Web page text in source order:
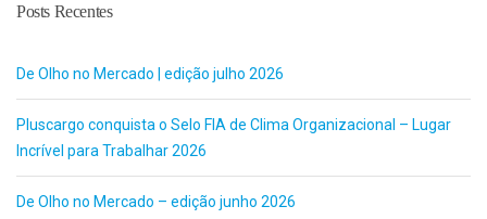
Posts Recentes
De Olho no Mercado | edição julho 2026
Pluscargo conquista o Selo FIA de Clima Organizacional – Lugar
Incrível para Trabalhar 2026
De Olho no Mercado – edição junho 2026